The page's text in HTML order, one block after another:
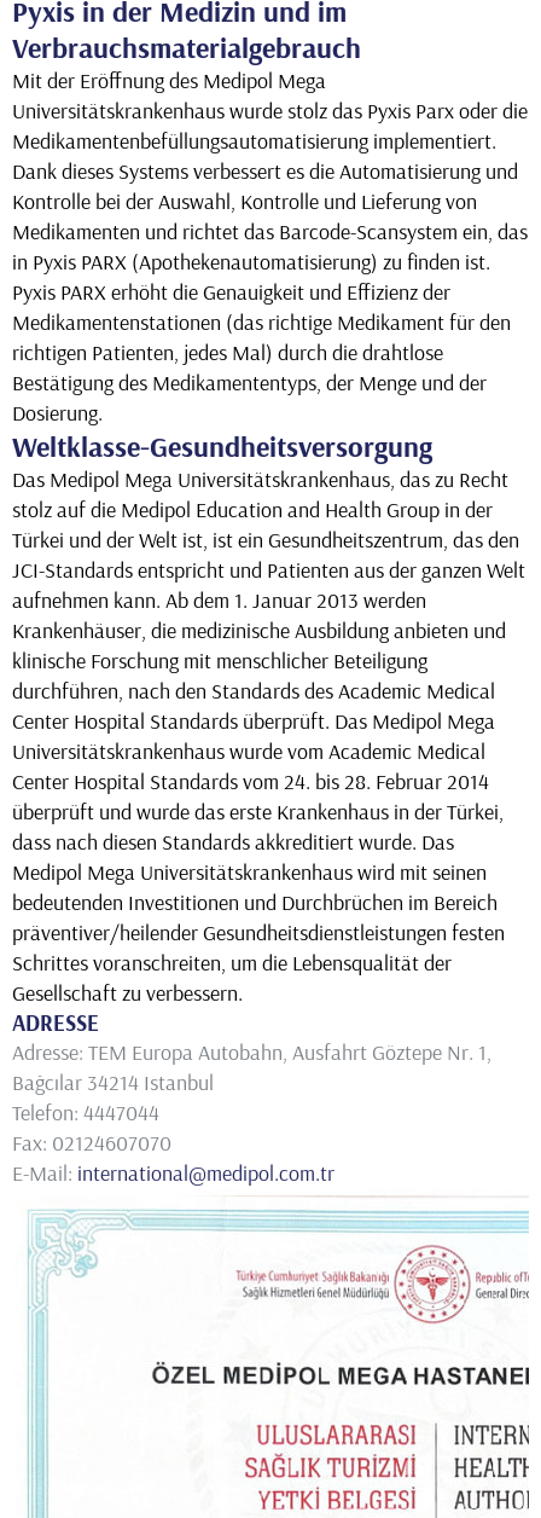
Pyxis in der Medizin und im
Verbrauchsmaterialgebrauch
Mit der Eröffnung des Medipol Mega
Universitätskrankenhaus wurde stolz das Pyxis Parx oder die
Medikamentenbefüllungsautomatisierung implementiert.
Dank dieses Systems verbessert es die Automatisierung und
Kontrolle bei der Auswahl, Kontrolle und Lieferung von
Medikamenten und richtet das Barcode-Scansystem ein, das
in Pyxis PARX (Apothekenautomatisierung) zu finden ist.
Pyxis PARX erhöht die Genauigkeit und Effizienz der
Medikamentenstationen (das richtige Medikament für den
richtigen Patienten, jedes Mal) durch die drahtlose
Bestätigung des Medikamententyps, der Menge und der
Dosierung.
Weltklasse-Gesundheitsversorgung
Das Medipol Mega Universitätskrankenhaus, das zu Recht
stolz auf die Medipol Education and Health Group in der
Türkei und der Welt ist, ist ein Gesundheitszentrum, das den
JCI-Standards entspricht und Patienten aus der ganzen Welt
aufnehmen kann. Ab dem 1. Januar 2013 werden
Krankenhäuser, die medizinische Ausbildung anbieten und
klinische Forschung mit menschlicher Beteiligung
durchführen, nach den Standards des Academic Medical
Center Hospital Standards überprüft. Das Medipol Mega
Universitätskrankenhaus wurde vom Academic Medical
Center Hospital Standards vom 24. bis 28. Februar 2014
überprüft und wurde das erste Krankenhaus in der Türkei,
dass nach diesen Standards akkreditiert wurde. Das
Medipol Mega Universitätskrankenhaus wird mit seinen
bedeutenden Investitionen und Durchbrüchen im Bereich
präventiver/heilender Gesundheitsdienstleistungen festen
Schrittes voranschreiten, um die Lebensqualität der
Gesellschaft zu verbessern.
ADRESSE
Adresse: TEM Europa Autobahn, Ausfahrt Göztepe Nr. 1,
Bağcılar 34214 Istanbul
Telefon: 4447044
Fax: 02124607070
E-Mail: international@medipol.com.tr